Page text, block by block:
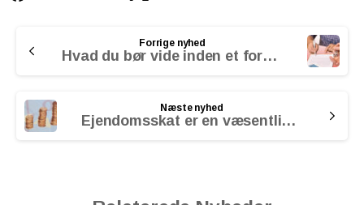
Reading
Forrige nyhed
Hvad du bør vide inden et forældrekøb
Næste nyhed
Ejendomsskat er en væsentlig omkostning